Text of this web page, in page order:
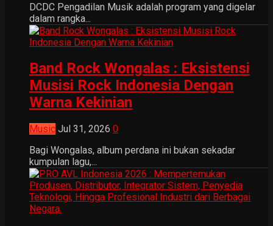
DCDC Pengadilan Musik adalah program yang digelar
dalam rangka...
Band Rock Wongalas : Eksistensi
Musisi Rock Indonesia Dengan
Warna Kekinian
Music Jul 31, 2026 0
Bagi Wongalas, album perdana ini bukan sekadar
kumpulan lagu,...